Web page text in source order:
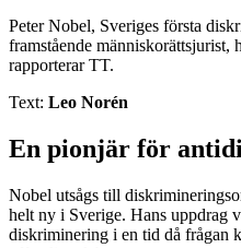
Peter Nobel, Sveriges första
framstående människorättsjurist,
rapporterar TT.
Text: Leo Norén
En pionjär för
Nobel utsågs till
helt ny i Sverige. Hans uppdrag
diskriminering i en tid då frågan